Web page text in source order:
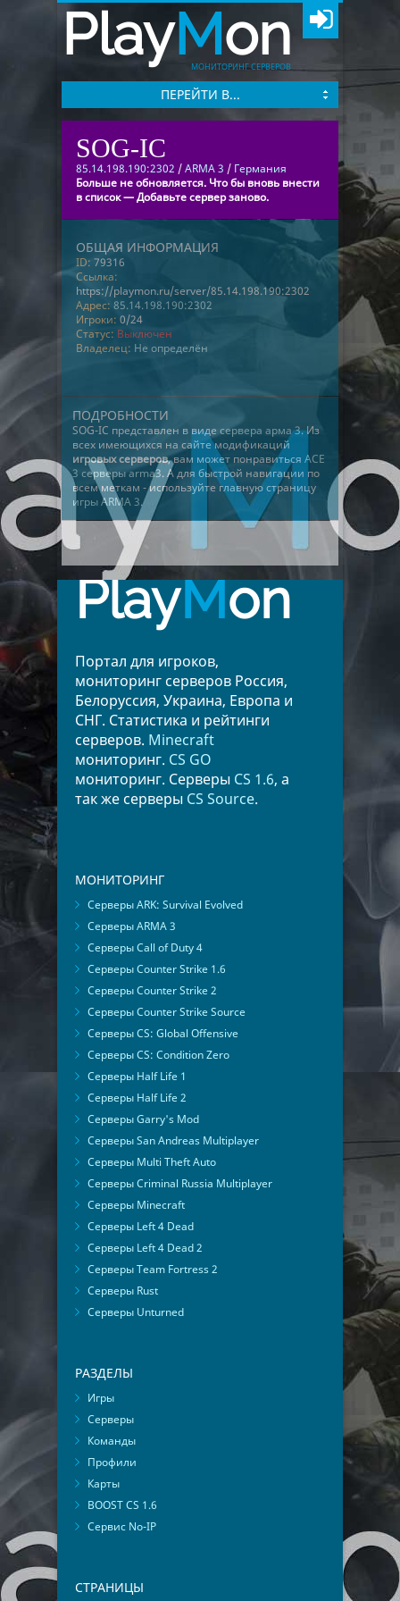
PlayMon
МОНИТОРИНГ СЕРВЕРОВ
ПЕРЕЙТИ В...
SOG-IC
85.14.198.190:2302 /ARMA 3 / Германия
Больше не обновляется. Что бы вновь внести
в список — Добавьте сервер заново.
ОБЩАЯ ИНФОРМАЦИЯ
ID: 79316
Ссылка:
https://playmon.ru/server/85.14.198.190:2302
Адрес: 85.14.198.190:2302
Игроки: 0/24
Статус: Выключен
Владелец: Не определён
ПОДРОБНОСТИ
SOG-IC представлен в виде сервера арма 3. Из
всех имеющихся на сайте модификаций
игровых серверов, вам может понравиться ​​​​​​​​ACE
3 серверы arma3. А для быстрой навигации по
всем меткам - используйте главную страницу
игры ARMA 3.
PlayMon
Портал для игроков,
мониторинг серверов Россия,
Белоруссия, Украина, Европа и
СНГ. Статистика и рейтинги
серверов. Minecraft
мониторинг. CS GO
мониторинг. Серверы CS 1.6, а
так же серверы CS Source.
МОНИТОРИНГ
Серверы ARK: Survival Evolved
Серверы ARMA 3
Серверы Call of Duty 4
Серверы Counter Strike 1.6
Серверы Counter Strike 2
Серверы Counter Strike Source
Серверы CS: Global Offensive
Серверы CS: Condition Zero
Серверы Half Life 1
Серверы Half Life 2
Серверы Garry's Mod
Серверы San Andreas Multiplayer
Серверы Multi Theft Auto
Серверы Criminal Russia Multiplayer
Серверы Minecraft
Серверы Left 4 Dead
Серверы Left 4 Dead 2
Серверы Team Fortress 2
Серверы Rust
Серверы Unturned
РАЗДЕЛЫ
Игры
Серверы
Команды
Профили
Карты
BOOST CS 1.6
Сервис No-IP
СТРАНИЦЫ